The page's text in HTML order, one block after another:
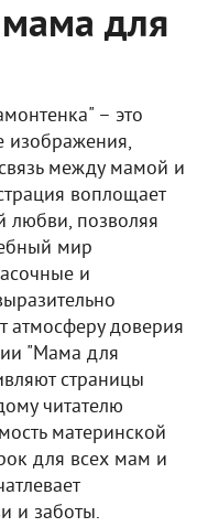
для
– это
между мамой и
воплощает
любви, позволяя
мир
и
атмосферу доверия
"Мама для
страницы
читателю
материнской
для всех мам и
и заботы.